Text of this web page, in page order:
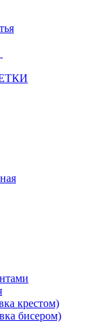
крестом)
бисером)